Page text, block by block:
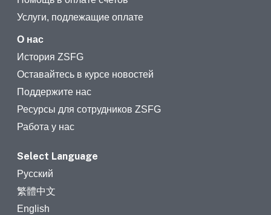
Услуги, подлежащие оплате
О нас
История ZSFG
Оставайтесь в курсе новостей
Поддержите нас
Ресурсы для сотрудников ZSFG
Работа у нас
Select Language
Русский
繁體中文
English